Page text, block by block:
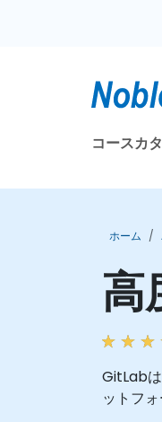
コースカ
ホーム
高
GitLab
ットフォ